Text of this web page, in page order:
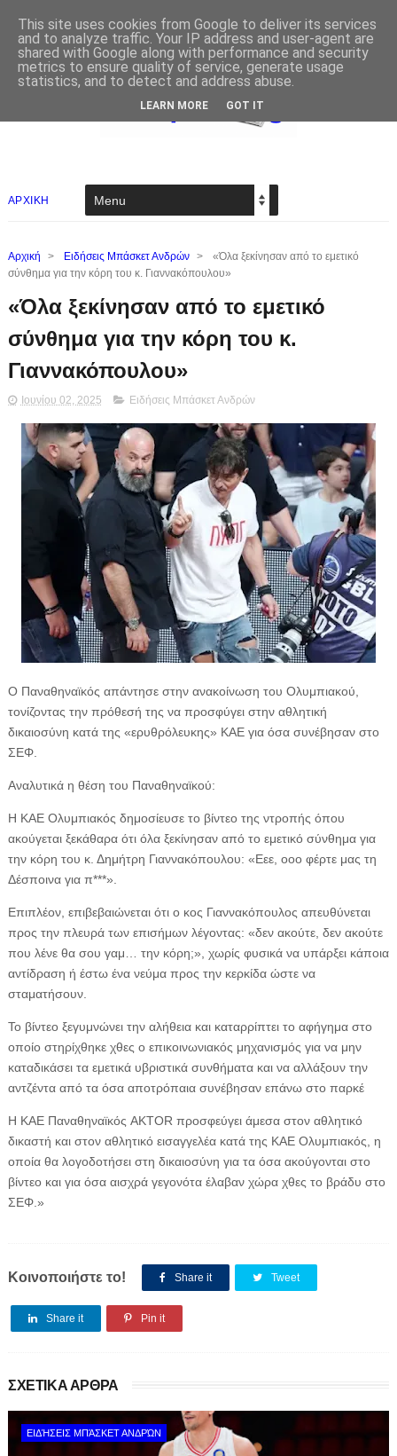
ΑΡΧΙΚΗ
Αρχική > Ειδήσεις Μπάσκετ Ανδρών >
«Όλα ξεκίνησαν από το εμετικό
σύνθημα για την κόρη του κ. Γιαννακόπουλου»
«Όλα ξεκίνησαν από το εμετικό
σύνθημα για την κόρη του κ.
Γιαννακόπουλου»
Ιουνίου 02, 2025 Ειδήσεις Μπάσκετ Ανδρών
Ο Παναθηναϊκός απάντησε στην ανακοίνωση του Ολυμπιακού,
τονίζοντας την πρόθεσή της να προσφύγει στην αθλητική
δικαιοσύνη κατά της «ερυθρόλευκης» ΚΑΕ για όσα συνέβησαν στο
ΣΕΦ.
Αναλυτικά η θέση του Παναθηναϊκού:
Η ΚΑΕ Ολυμπιακός δημοσίευσε το βίντεο της ντροπής όπου
ακούγεται ξεκάθαρα ότι όλα ξεκίνησαν από το εμετικό σύνθημα για
την κόρη του κ. Δημήτρη Γιαννακόπουλου: «Εεε, οοο φέρτε μας τη
Δέσποινα για π***».
Επιπλέον, επιβεβαιώνεται ότι ο κος Γιαννακόπουλος απευθύνεται
προς την πλευρά των επισήμων λέγοντας: «δεν ακούτε, δεν ακούτε
που λένε θα σου γαμ… την κόρη;», χωρίς φυσικά να υπάρξει κάποια
αντίδραση ή έστω ένα νεύμα προς την κερκίδα ώστε να
σταματήσουν.
Το βίντεο ξεγυμνώνει την αλήθεια και καταρρίπτει το αφήγημα στο
οποίο στηρίχθηκε χθες ο επικοινωνιακός μηχανισμός για να μην
καταδικάσει τα εμετικά υβριστικά συνθήματα και να αλλάξουν την
αντζέντα από τα όσα αποτρόπαια συνέβησαν επάνω στο παρκέ
Η ΚΑΕ Παναθηναϊκός AKTOR προσφεύγει άμεσα στον αθλητικό
δικαστή και στον αθλητικό εισαγγελέα κατά της ΚΑΕ Ολυμπιακός, η
οποία θα λογοδοτήσει στη δικαιοσύνη για τα όσα ακούγονται στο
βίντεο και για όσα αισχρά γεγονότα έλαβαν χώρα χθες το βράδυ στο
ΣΕΦ.»
Κοινοποιήστε το! Share it Tweet
Share it Pin it
ΣΧΕΤΙΚΑ ΑΡΘΡΑ
ΕΙΔΉΣΕΙΣ ΜΠΆΣΚΕΤ ΑΝΔΡΏΝ
This site uses cookies from Google to deliver its services
and to analyze traffic. Your IP address and user-agent are
shared with Google along with performance and security
metrics to ensure quality of service, generate usage
statistics, and to detect and address abuse.
LEARN MORE GOT IT